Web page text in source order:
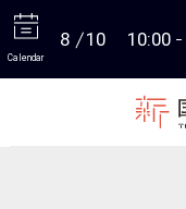
Calendar
8 10 10:00